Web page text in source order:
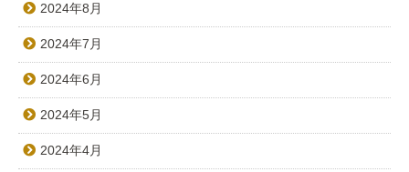
2024年8月
2024年7月
2024年6月
2024年5月
2024年4月